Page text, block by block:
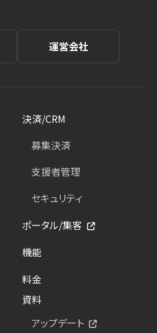
運営会社
決済/CRM
募集決済
支援者管理
セキュリティ
ポータル/集客
機能
料金
資料
アップデート